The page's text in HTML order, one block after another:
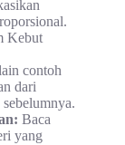
Kebut
contoh
dari
Baca
yang